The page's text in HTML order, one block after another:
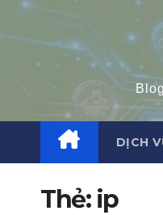
Skip
content
DỊCH
Thẻ: ip